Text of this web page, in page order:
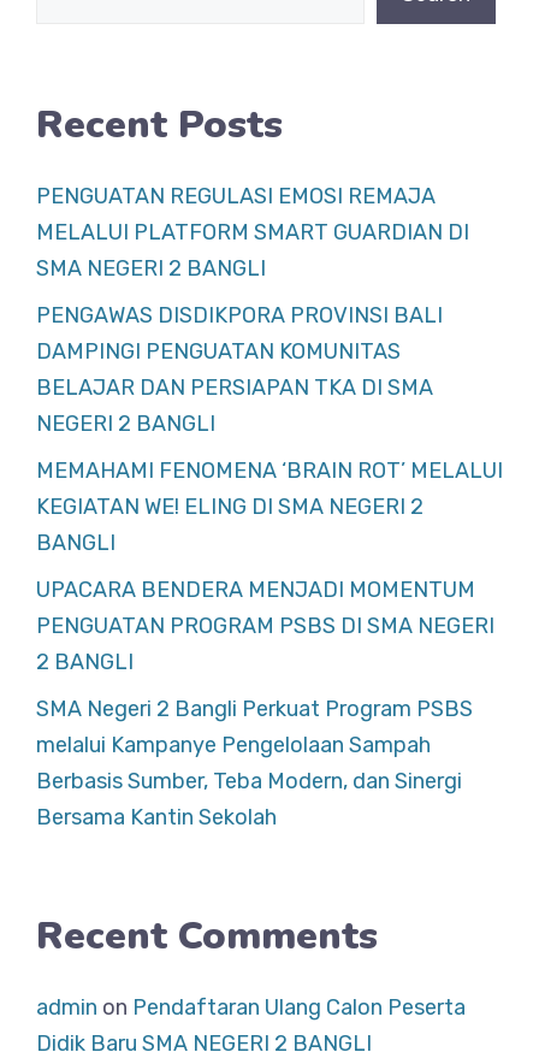
Recent Posts
PENGUATAN REGULASI EMOSI REMAJA
MELALUI PLATFORM SMART GUARDIAN DI
SMA NEGERI 2 BANGLI
PENGAWAS DISDIKPORA PROVINSI BALI
DAMPINGI PENGUATAN KOMUNITAS
BELAJAR DAN PERSIAPAN TKA DI SMA
NEGERI 2 BANGLI
MEMAHAMI FENOMENA ‘BRAIN ROT’ MELALUI
KEGIATAN WE! ELING DI SMA NEGERI 2
BANGLI
UPACARA BENDERA MENJADI MOMENTUM
PENGUATAN PROGRAM PSBS DI SMA NEGERI
2 BANGLI
SMA Negeri 2 Bangli Perkuat Program PSBS
melalui Kampanye Pengelolaan Sampah
Berbasis Sumber, Teba Modern, dan Sinergi
Bersama Kantin Sekolah
Recent Comments
admin on Pendaftaran Ulang Calon Peserta
Didik Baru SMA NEGERI 2 BANGLI